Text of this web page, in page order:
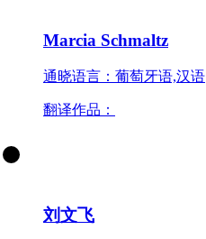
Marcia Schmaltz
通晓语言：葡萄牙语,汉语
翻译作品：
刘文飞